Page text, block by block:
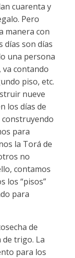
cuarenta y
Pero
manera con
días son días
una persona
va contando
piso, etc.
nueve
los días de
para
la Torá de
no
contamos
los “pisos”
para
de
de trigo. La
para los